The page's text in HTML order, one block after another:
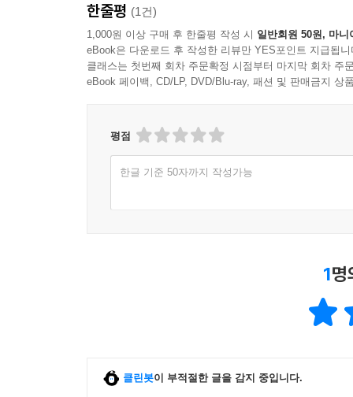
한줄평 (1건)
1,000원 이상 구매 후 한줄평 작성 시 일반회원 50원, 마니
eBook은 다운로드 후 작성한 리뷰만 YES포인트 지급됩니
클래스는 첫번째 회차 주문확정 시점부터 마지막 회차 주
eBook 페이백, CD/LP, DVD/Blu-ray, 패션 및 판매금지 상
평점
한글 기준 50자까지 작성가능
1명
클린봇이 부적절한 글을 감지 중입니다.